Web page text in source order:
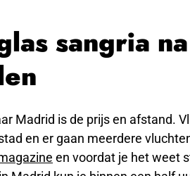
sangria
Madrid is de prijs en afstand.
en er gaan meerdere
en voordat je het weet